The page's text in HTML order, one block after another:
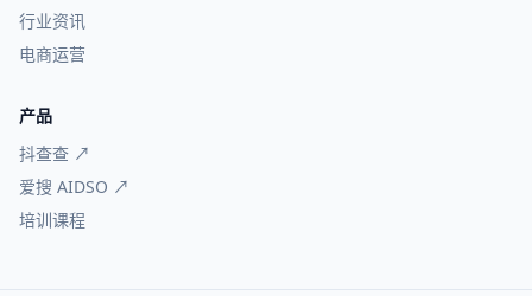
行业资讯
电商运营
产品
抖查查 ↗
爱搜 AIDSO ↗
培训课程